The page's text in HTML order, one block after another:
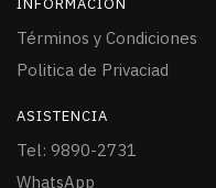
INFORMACIÓN
Términos y Condiciones
Politica de Privaciad
ASISTENCIA
Tel: 9890-2731
WhatsApp